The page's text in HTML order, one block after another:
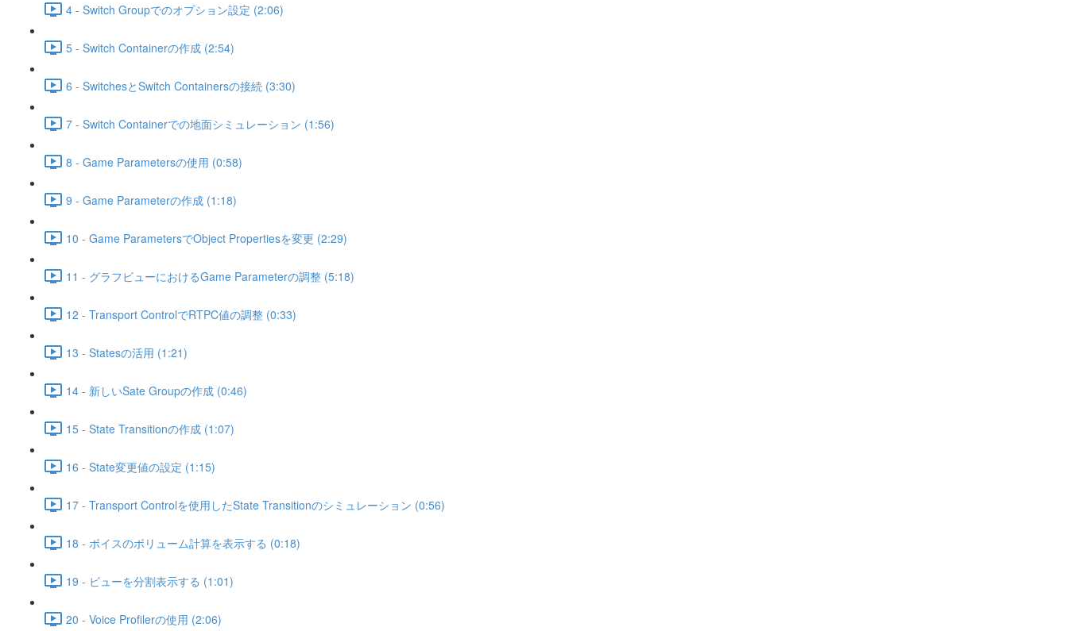
4 - Switch Groupでのオプション設定 (2:06)
5 - Switch Containerの作成 (2:54)
6 - SwitchesとSwitch Containersの接続 (3:30)
7 - Switch Containerでの地面シミュレーション (1:56)
8 - Game Parametersの使用 (0:58)
9 - Game Parameterの作成 (1:18)
10 - Game ParametersでObject Propertiesを変更 (2:29)
11 - グラフビューにおけるGame Parameterの調整 (5:18)
12 - Transport ControlでRTPC値の調整 (0:33)
13 - Statesの活用 (1:21)
14 - 新しいSate Groupの作成 (0:46)
15 - State Transitionの作成 (1:07)
16 - State変更値の設定 (1:15)
17 - Transport Controlを使用したState Transitionのシミュレーション (0:56)
18 - ボイスのボリューム計算を表示する (0:18)
19 - ビューを分割表示する (1:01)
20 - Voice Profilerの使用 (2:06)